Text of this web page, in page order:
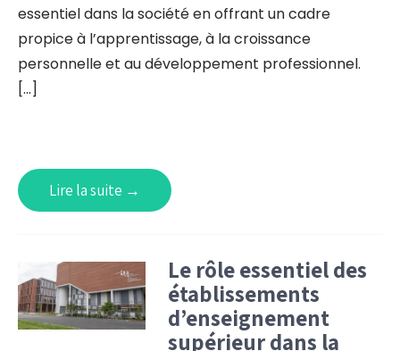
essentiel dans la société en offrant un cadre
propice à l’apprentissage, à la croissance
personnelle et au développement professionnel.
[…]
Lire la suite →
Le rôle essentiel des
établissements
d’enseignement
supérieur dans la